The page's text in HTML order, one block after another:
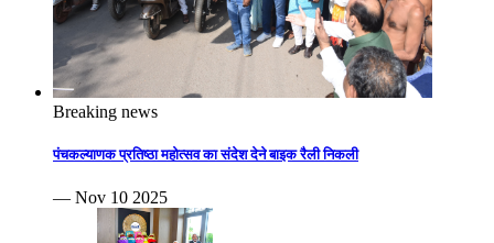
Breaking news
पंचकल्याणक प्रतिष्ठा महोत्सव का संदेश देने बाइक रैली निकली
— Nov 10 2025